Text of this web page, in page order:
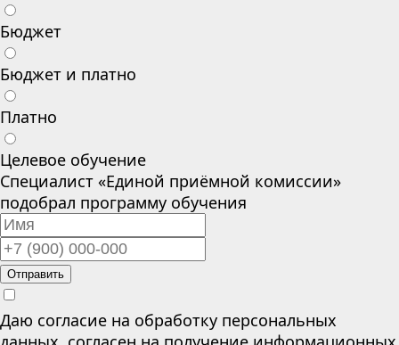
Бюджет
Бюджет и платно
Платно
Целевое обучение
Специалист «Единой приёмной комиссии»
подобрал программу обучения
Отправить
Даю согласие на обработку персональных